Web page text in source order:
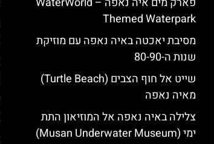
Themed Waterpark‬‬
מסיבת יאכטה באיה נאפה עם מוזיקת
שנות ה-80-90
שייט אל חוף הצבים (Turtle Beach)
מאיה נאפה
צלילה באיה נאפה אל המוזיאון התת
ימי (Musan Underwater Museum)